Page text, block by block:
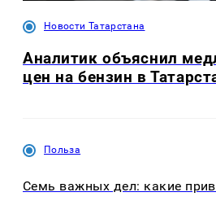
Новости Татарстана
Аналитик объяснил
цен на бензин в
Польза
Семь важных дел: какие